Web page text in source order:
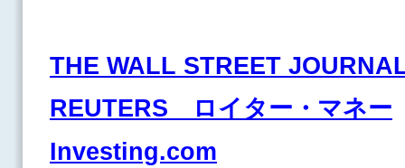
THE WALL STREET
REUTERS ロイター・マネー
Investing.com